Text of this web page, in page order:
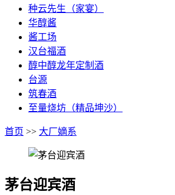
种云先生（家宴）
华醇酱
酱工场
汉台福酒
醇中醇龙年定制酒
台源
筑春酒
至量烧坊（精品坤沙）
首页 >> 大厂嫡系
茅台迎宾酒